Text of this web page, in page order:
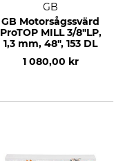
GB
GB Motorsågssvärd
ProTOP MILL 3/8"LP,
1,3 mm, 48", 153 DL
1 080,00 kr